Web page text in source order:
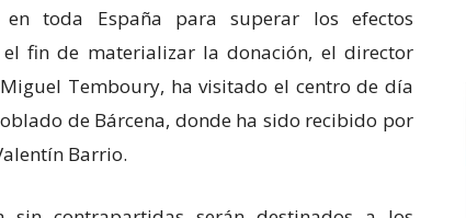
en toda España para superar los efectos
fin de materializar la donación, el director
Temboury, ha visitado el centro de día
de Bárcena, donde ha sido recibido por
Barrio.